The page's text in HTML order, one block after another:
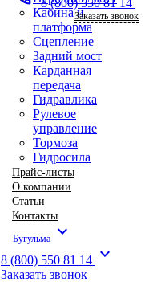
Кабина и
платформа
Сцепление
Задний мост
Карданная
передача
Гидравлика
Рулевое
управление
Тормоза
Гидросила
Прайс-листы
О компании
Статьи
Контакты
Бугульма expand_more
8 (800) 550 81 14 expand_more
Заказать звонок
Заказать звонок